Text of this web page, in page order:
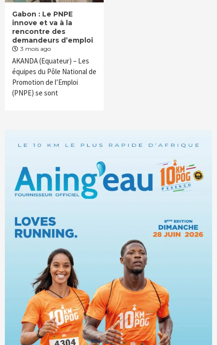
Gabon : Le PNPE
innove et va à la
rencontre des
demandeurs d’emploi
3 mois ago
AKANDA (Equateur) – Les
équipes du Pôle National de
Promotion de l’Emploi
(PNPE) se sont